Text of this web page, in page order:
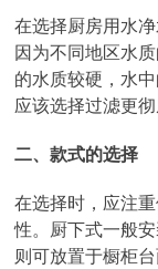
在选择厨房用水
因为不同地区水
的水质较硬，水
应该选择过滤更
二、款式的选择
在选择时，应注
性。厨下式一般
则可放置于橱柜